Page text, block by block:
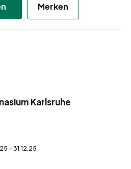
Merken
Karlsruhe
- 31.12.25